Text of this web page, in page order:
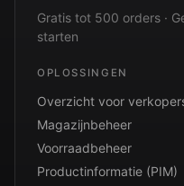
Gratis tot 500 orders ·
starten
OPLOSSINGEN
Overzicht voor
Magazijnbeheer
Voorraadbeheer
Productinformatie (PIM)